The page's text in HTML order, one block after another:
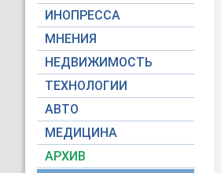
ИНОПРЕССА
МНЕНИЯ
НЕДВИЖИМОСТЬ
ТЕХНОЛОГИИ
АВТО
МЕДИЦИНА
АРХИВ